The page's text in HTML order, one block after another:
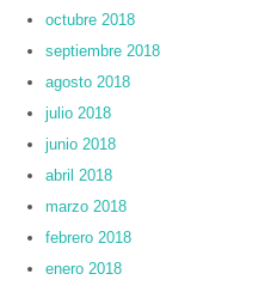
octubre 2018
septiembre 2018
agosto 2018
julio 2018
junio 2018
abril 2018
marzo 2018
febrero 2018
enero 2018